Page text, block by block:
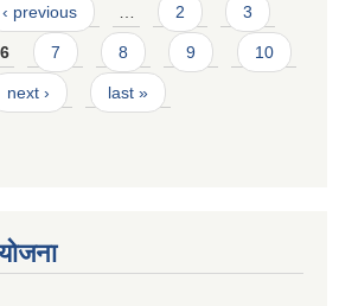
‹ previous 2 3
6 7 8 9 10
next › last »